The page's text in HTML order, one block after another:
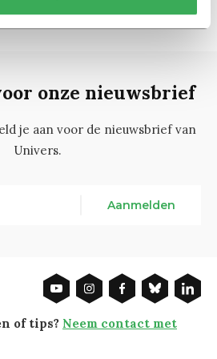
onze nieuwsbrief
je aan voor de nieuwsbrief van
Univers.
Aanmelden
of tips? Neem contact met